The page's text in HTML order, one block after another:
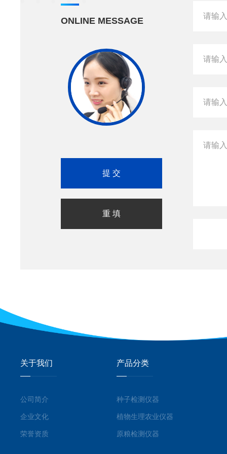
ONLINE MESSAGE
关于我们
公司简介
企业文化
荣誉资质
产品分类
种子检测仪器
植物生理农业仪器
原粮检测仪器